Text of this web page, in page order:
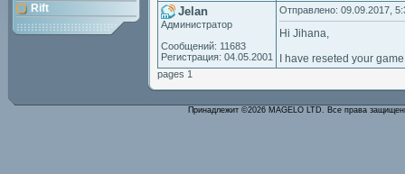
Rift
Jelan
Администратор
Сообщений: 11683
Регистрация: 04.05.2001
Отправлено: 09.09.2017,
Hi Jihana,
I have reseted your
pages 1
Принадлежит ©2026 MAGELO LTD. Все права